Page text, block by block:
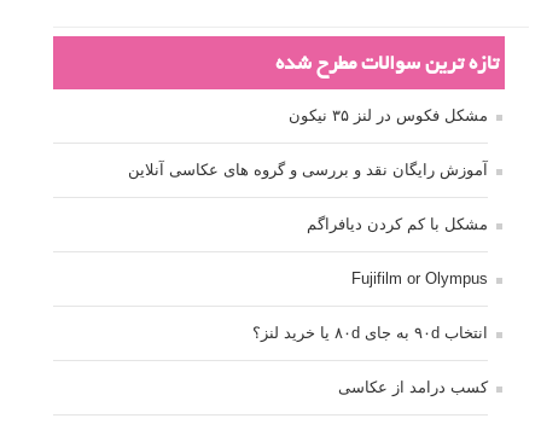
تازه ترین سوالات مطرح شده
مشکل فکوس در لنز ۳۵ نیکون
آموزش رایگان نقد و بررسی و گروه های عکاسی آنلاین
مشکل با کم کردن دیافراگم
Fujifilm or Olympus
انتخاب ۹۰d به جای ۸۰d یا خرید لنز؟
کسب درامد از عکاسی